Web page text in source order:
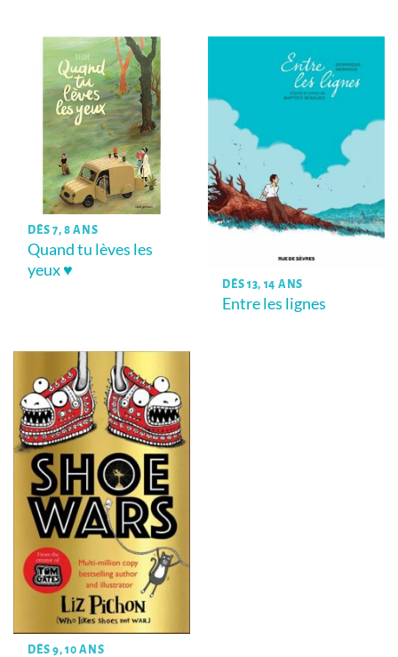
DÈS 7, 8 ANS
Quand tu lèves les
yeux ♥
DÈS 13, 14 ANS
Entre les lignes
DÈS 9, 10 ANS